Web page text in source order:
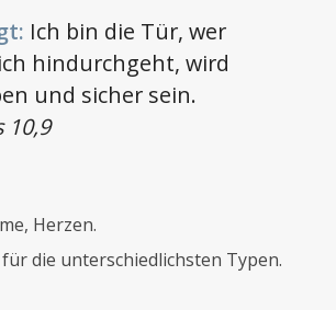
Ich bin die Tür, wer
hindurchgeht, wird
und sicher sein.
10,9
Herzen.
die unterschiedlichsten Typen.